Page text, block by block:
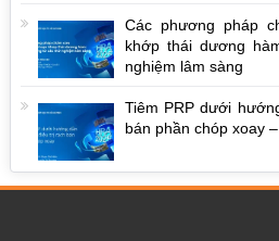
Các phương pháp
khớp thái dương
nghiệm lâm sàng
Tiêm PRP dưới
bán phần chóp xoay